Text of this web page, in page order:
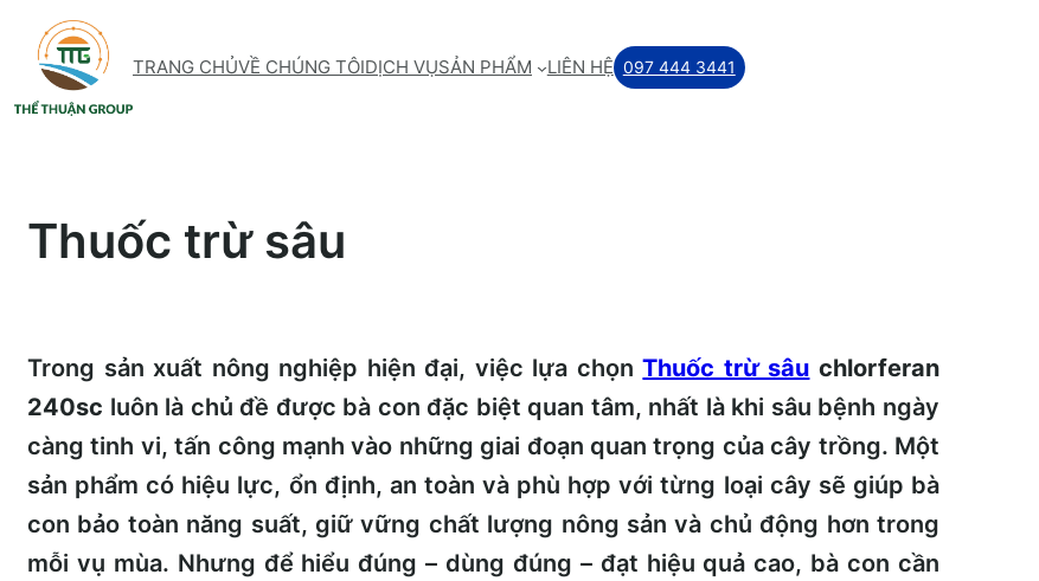
Skip
content
TRANG CHỦVỀ CHÚNG TÔIDỊCH VỤSẢN PHẨM LIÊN HỆ 097 444 3441
Thuốc trừ sâu
Trong sản xuất nông nghiệp hiện đại, việc lựa chọnThuốc trừ sâu chlorferan
240sc luôn là chủ đề được bà con đặc biệt quan tâm, nhất là khi sâu bệnh ngày
càng tinh vi, tấn công mạnh vào những giai đoạn quan trọng của cây trồng. Một
sản phẩm có hiệu lực, ổn định, an toàn và phù hợp với từng loại cây sẽ giúp bà
con bảo toàn năng suất, giữ vững chất lượng nông sản và chủ động hơn trong
mỗi vụ mùa. Nhưng để hiểu đúng – dùng đúng – đạt hiệu quả cao, bà con cần